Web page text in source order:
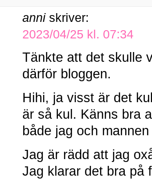
anni skriver:
2023/04/25 kl. 07:34
Tänkte att det skulle
därför bloggen.
Hihi, ja visst är det
är så kul. Känns bra
både jag och
Jag är rädd att jag
Jag klarar det bra på